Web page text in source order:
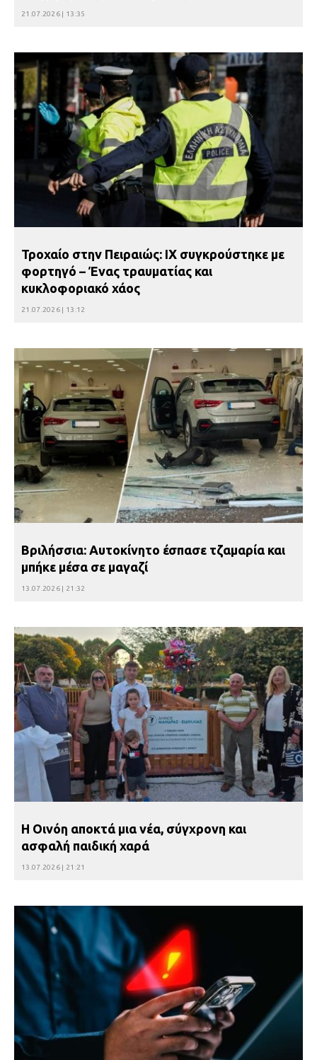
21.07.2026 | 13:35
Τροχαίο στην Πειραιώς: ΙΧ συγκρούστηκε με
φορτηγό – Ένας τραυματίας και
κυκλοφοριακό χάος
21.07.2026 | 13:12
Βριλήσσια: Αυτοκίνητο έσπασε τζαμαρία και
μπήκε μέσα σε μαγαζί
13.07.2026 | 21:32
Η Οινόη αποκτά μια νέα, σύγχρονη και
ασφαλή παιδική χαρά
13.07.2026 | 21:21